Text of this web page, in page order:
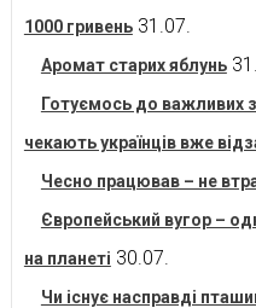
1000 гривень 31.07.
Аромат старих яблунь
Готуємось до важливих
чекають українців вже
Чесно працював – не
Європейський вугор –
на планеті 30.07.
Чи існує насправді